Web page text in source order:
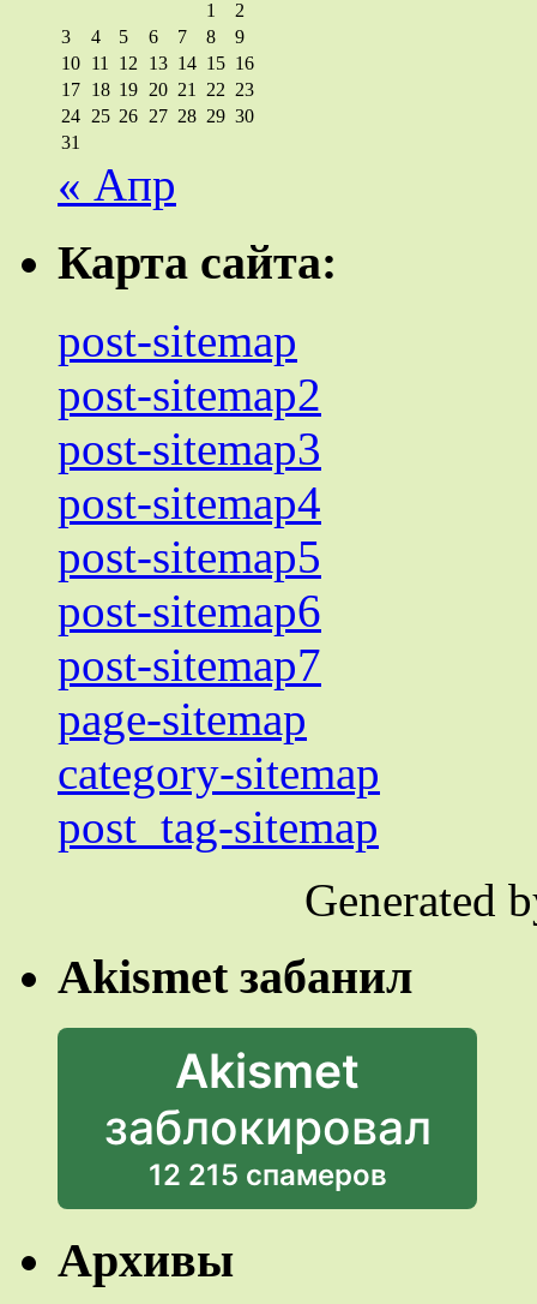
1
2
3
4 5 6 7 8
9
10 11 12 13 14 15 16
17 18 19 20 21 22 23
24 25 26 27 28 29 30
31
« Апр
Карта сайта:
post-sitemap
post-sitemap2
post-sitemap3
post-sitemap4
post-sitemap5
post-sitemap6
post-sitemap7
page-sitemap
category-sitemap
post_tag-sitemap
Generated
Akismet забанил
Akismet
заблокировал
12 215 спамеров
Архивы